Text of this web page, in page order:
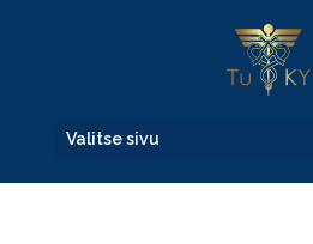
Valitse sivu